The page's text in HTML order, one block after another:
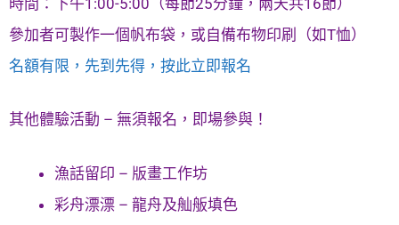
參加者可製作一個帆布袋，或自備布物印刷（如T恤）
名額有限，先到先得，按此立即報名
其他體驗活動 – 無須報名，即場參與！
漁話留印 – 版畫工作坊
彩舟漂漂 – 龍舟及舢舨填色